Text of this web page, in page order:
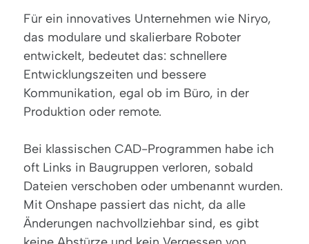
Für ein innovatives Unternehmen wie Niryo,
das modulare und skalierbare Roboter
entwickelt, bedeutet das: schnellere
Entwicklungszeiten und bessere
Kommunikation, egal ob im Büro, in der
Produktion oder remote.
Bei klassischen CAD-Programmen habe ich
oft Links in Baugruppen verloren, sobald
Dateien verschoben oder umbenannt wurden.
Mit Onshape passiert das nicht, da alle
Änderungen nachvollziehbar sind, es gibt